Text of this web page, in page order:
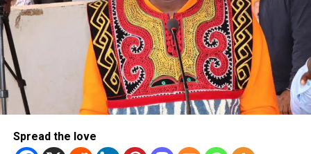
Spread the love